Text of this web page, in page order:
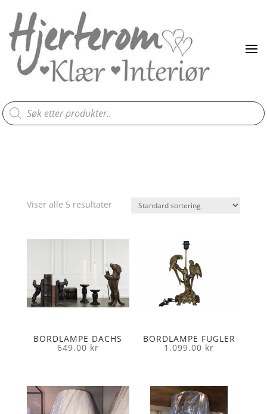
Products
search
Viser alle 5 resultater
BORDLAMPE DACHS
649.00 kr
BORDLAMPE FUGLER
1,099.00 kr